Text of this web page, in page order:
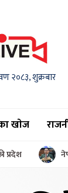
२०८३, शुक्रबार
खाेज
प्रदेश